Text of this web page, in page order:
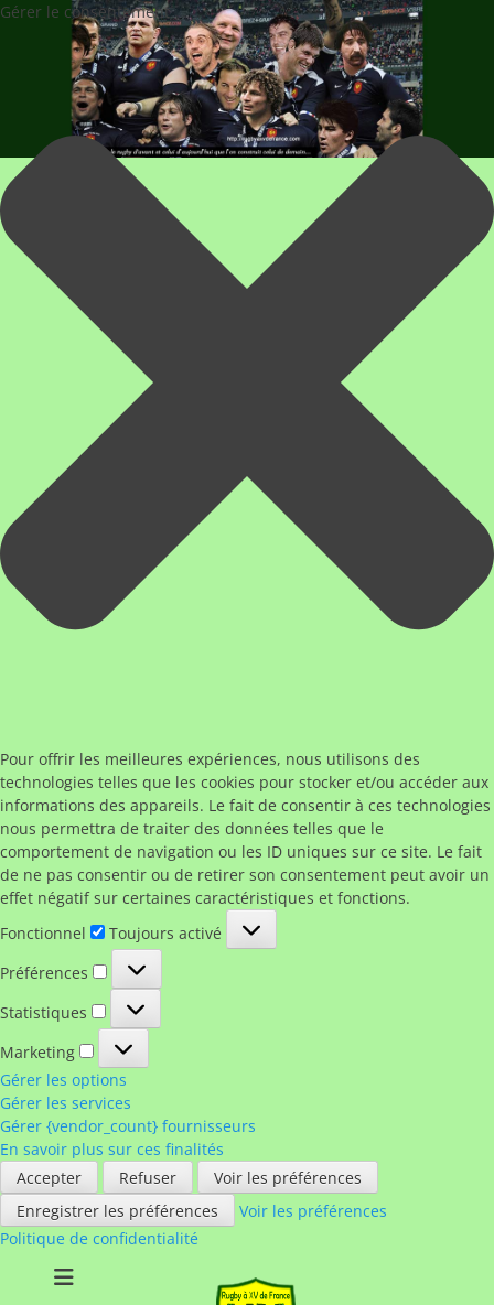
Gérer le consentement
Pour offrir les meilleures expériences, nous utilisons des
technologies telles que les cookies pour stocker et/ou accéder aux
informations des appareils. Le fait de consentir à ces technologies
nous permettra de traiter des données telles que le
comportement de navigation ou les ID uniques sur ce site. Le fait
de ne pas consentir ou de retirer son consentement peut avoir un
effet négatif sur certaines caractéristiques et fonctions.
Fonctionnel
Toujours activé
Préférences
Statistiques
Marketing
Gérer les options
Gérer les services
Gérer {vendor_count} fournisseurs
En savoir plus sur ces finalités
Accepter
Refuser
Voir les préférences
Enregistrer les préférences
Voir les préférences
Politique de confidentialité
Rugby à XV de